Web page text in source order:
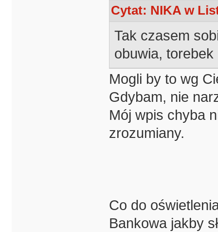
Cytat: NIKA w
Tak czasem
obuwia,
Mogli by to wg
Gdybam, nie
Mój wpis chyba
zrozumiany.
Co do
Bankowa jakby